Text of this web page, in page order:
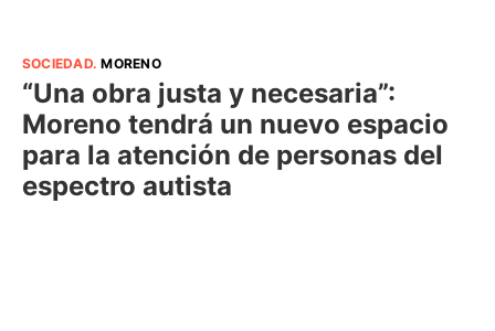
SOCIEDAD.MORENO
“Una obra justa y necesaria”:
Moreno tendrá un nuevo espacio
para la atención de personas del
espectro autista